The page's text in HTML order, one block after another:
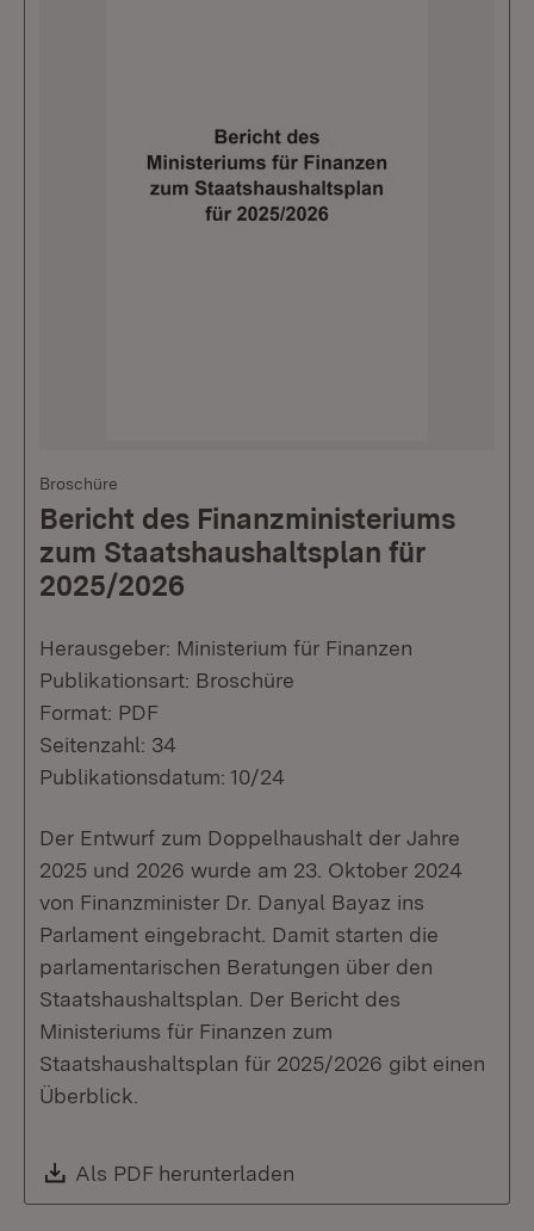
Broschüre
Bericht des Finanzministeriums
zum Staatshaushaltsplan für
2025/2026
Herausgeber: Ministerium für Finanzen
Publikationsart: Broschüre
Format: PDF
Seitenzahl: 34
Publikationsdatum: 10/24
Der Entwurf zum Doppelhaushalt der Jahre
2025 und 2026 wurde am 23. Oktober 2024
von Finanzminister Dr. Danyal Bayaz ins
Parlament eingebracht. Damit starten die
parlamentarischen Beratungen über den
Staatshaushaltsplan. Der Bericht des
Ministeriums für Finanzen zum
Staatshaushaltsplan für 2025/2026 gibt einen
Überblick.
Download:
Als PDF herunterladen